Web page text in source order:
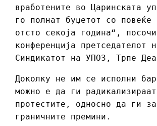
вработените во Царинската
го полнат буџетот со повеќе
отсто секоја година“,
конференција претседателот
Синдикатот на УПОЗ, Трпе
Доколку не им се исполни
можно е да ги радикализираат
протестите, односно да ги
граничните премини.